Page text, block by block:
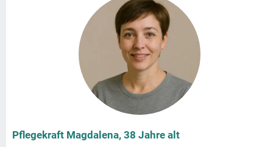
Pflegekraft Magdalena, 38 Jahre alt